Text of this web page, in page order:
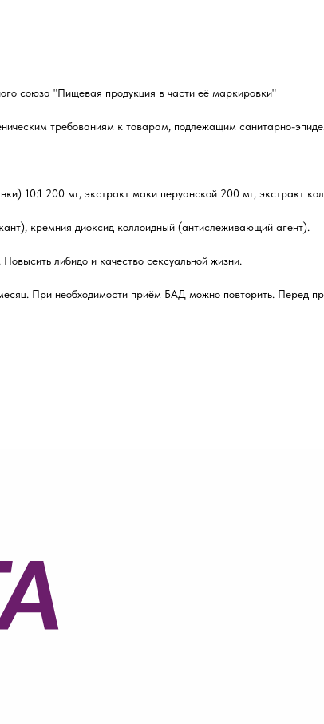
союза "Пищевая продукция в части её маркировки"
требованиям к товарам, подлежащим санитарно-
10:1 200 мг, экстракт маки перуанской 200 мг, экстракт
кремния диоксид коллоидный (антислеживающий агент).
либидо и качество сексуальной жизни.
При необходимости приём БАД можно повторить. Перед